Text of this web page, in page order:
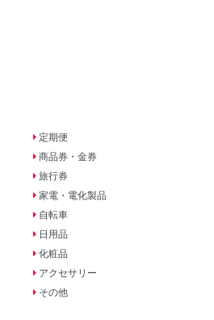
定期便
商品券・金券
旅行券
家電・電化製品
自転車
日用品
化粧品
アクセサリー
その他